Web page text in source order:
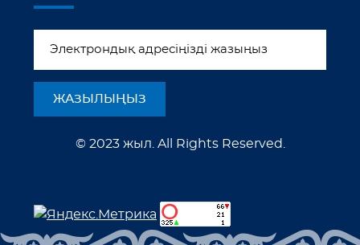
© 2023 жыл. All Rights Reserved.